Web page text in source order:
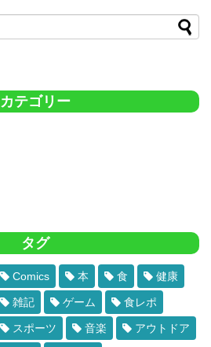
カテゴリー
タグ
Comics 本 食 健康
雑記 ゲーム 食レポ
スポーツ 音楽 アウトドア